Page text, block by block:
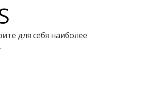
для себя наиболее